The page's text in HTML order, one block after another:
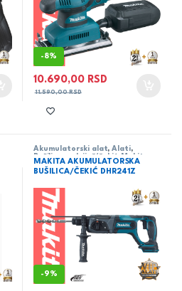
-8%
10.690,00 RSD
11.590,00RSD
Akumulatorski alat,Alati,
Bušilica - odvijač/čekić,Makita
MAKITA AKUMULATORSKA
BUŠILICA/ČEKIĆ DHR241Z
-9%